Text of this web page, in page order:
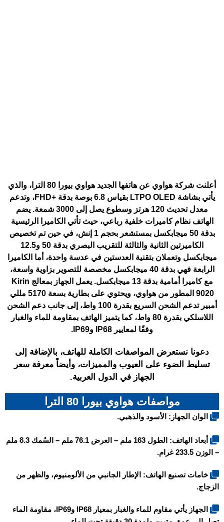
أعلنت شركة هواوي عن هاتفها الجديد هواوي بيورا 80 الترا، والذي
يأتي بشاشة LTPO OLED بقياس 6.8 بوصة بدقة +FHD، وتدعم
معدل تحديث 120 هرتز وسطوع يصل إلى 3000 شمعة. يضم
الهاتف نظام كاميرات خلفية رباعي، حيث تأتي الكاميرا الرئيسية
بدقة 50 ميجابكسل بمستشعر بحجم 1 إنش، في حين تم تخصيص
الكاميرتين الثانية والثالثة للتقريب البصري بدقة 50 و12.5
ميجابكسل وتعملان بتقنية العدستين في عدسة واحدة، أما الكاميرا
الرابعة فهي بدقة 40 ميجابكسل مخصصة للتصوير بزاوية واسعة،
مع كاميرا أمامية بدقة 13 ميجابكسل. يعمل الجهاز بمعالج Kirin
9020 المطور من هواوي، ويحتوي على بطارية بسعة 5170 مللي
أمبير تدعم الشحن السريع بقدرة 100 واط، إلى جانب دعم الشحن
اللاسلكي بقدرة 80 واط، كما يتميز الهاتف بمقاومة للماء والغبار
وفقًا لمعايير IP68 وIP69.
دعونا نستعرض المواصفات الكاملة للهاتف، بالإضافة إلى
تسليط الضوء على العيوب والمميزات، وأيضاً معرفة سعر
الجهاز في الدول العربية.
مواصفات هواوي بيورا 80 الترا
الوان الجهاز: الأسود والذهبي.
أبعاد الهاتف: الطول 163 ملم – العرض 76.1 ملم – السُمك 8.3 ملم
– الوزن 233.5 غرام.
خامات تصنيع الهاتف: الإطار الجانبي من الألومنيوم، والظهر من
الزجاج.
الجهاز يأتي مقاوم للماء والغبار بمعيار IP68 وIP69، مقاومة الماء